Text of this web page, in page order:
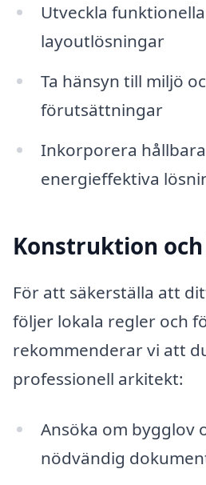
Utveckla
layoutlösningar
Ta hänsyn till miljö
förutsättningar
Inkorporera
energieffektiva
Konstruktion
För att säkerställa att
följer lokala regler och
rekommenderar vi att
professionell arkitekt:
Ansöka om bygglov
nödvändig